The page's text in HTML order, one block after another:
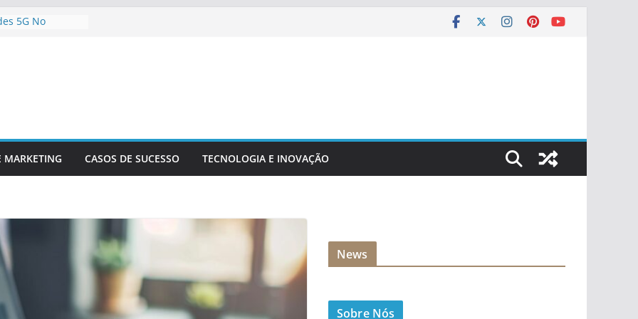
5G No
Futuras
De Dados
MARKETING CASOS DE SUCESSO TECNOLOGIA E INOVAÇÃO
News
Sobre Nós